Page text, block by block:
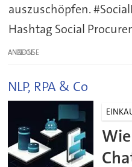
auszuschöpfen.
Hashtag Social
ANZEIGE
NLP, RPA & Co